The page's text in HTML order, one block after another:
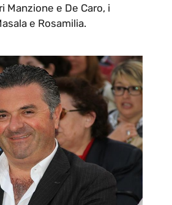
Manzione e De Caro, i
e Rosamilia.